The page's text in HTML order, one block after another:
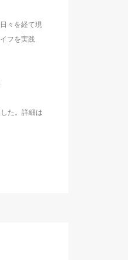
々を経て現
フを実践
た。詳細は